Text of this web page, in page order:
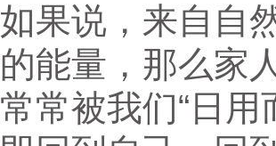
如果说，来自自
的能量，那么家
常常被我们“日